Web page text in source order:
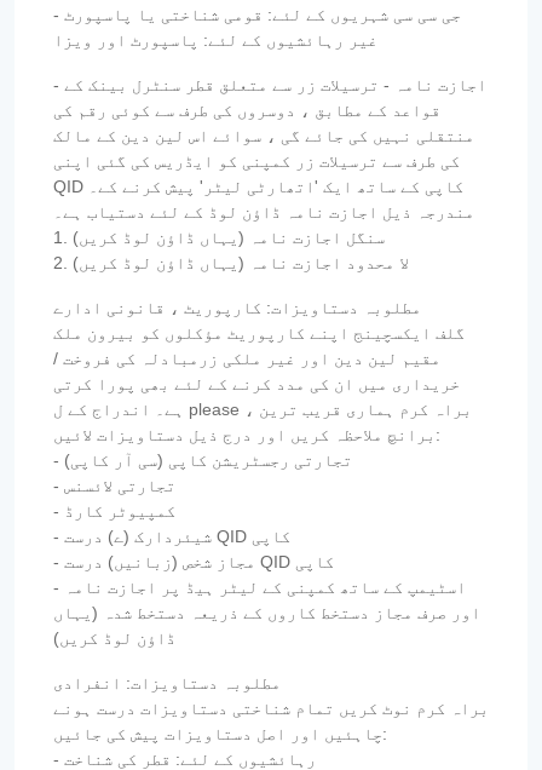
- جی سی سی شہریوں کے لئے: قومی شناختی یا پاسپورٹ
غیر رہائشیوں کے لئے: پاسپورٹ اور ویزا
- اجازت نامہ - ترسیلات زر سے متعلق قطر سنٹرل بینک کے
قواعد کے مطابق ، دوسروں کی طرف سے کوئی رقم کی
منتقلی نہیں کی جائے گی ، سوائے اس لین دین کے مالک
کی طرف سے ترسیلات زر کمپنی کو ایڈریس کی گئی اپنی
QID کاپی کے ساتھ ایک 'اتھارٹی لیٹر' پیش کرنے کے۔
مندرجہ ذیل اجازت نامہ ڈاؤن لوڈ کے لئے دستیاب ہے۔
1. سنگل اجازت نامہ (یہاں ڈاؤن لوڈ کریں)
2. لا محدود اجازت نامہ (یہاں ڈاؤن لوڈ کریں)
مطلوبہ دستاویزات: کارپوریٹ ، قانونی ادارے
گلف ایکسچینج اپنے کارپوریٹ مؤکلوں کو بیرون ملک
مقیم لین دین اور غیر ملکی زرمبادلہ کی فروخت /
خریداری میں ان کی مدد کرنے کے لئے بھی پورا کرتی
ہے۔ اندراج کے ل please ، براہ کرم ہماری قریب ترین
برانچ ملاحظہ کریں اور درج ذیل دستاویزات لائیں:
- تجارتی رجسٹریشن کاپی (سی آر کاپی)
- تجارتی لائسنس
- کمپیوٹر کارڈ
- شیئردارک (ے) درست QID کاپی
- مجاز شخص (زبانیں) درست QID کاپی
- اسٹیمپ کے ساتھ کمپنی کے لیٹر ہیڈ پر اجازت نامہ
اور صرف مجاز دستخط کاروں کے ذریعہ دستخط شدہ (یہاں
ڈاؤن لوڈ کریں)
مطلوبہ دستاویزات: انفرادی
براہ کرم نوٹ کریں تمام شناختی دستاویزات درست ہونے
چاہئیں اور اصل دستاویزات پیش کی جائیں:
- رہائشیوں کے لئے: قطر کی شناخت